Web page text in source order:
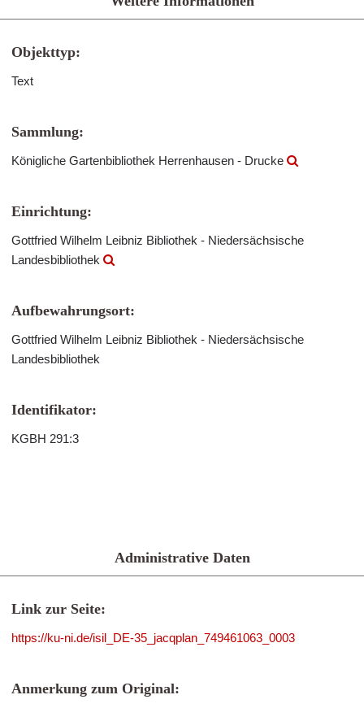
Objekttyp:
Text
Sammlung:
Königliche Gartenbibliothek Herrenhausen - Drucke
Einrichtung:
Gottfried Wilhelm Leibniz Bibliothek - Niedersächsische
Landesbibliothek
Aufbewahrungsort:
Gottfried Wilhelm Leibniz Bibliothek - Niedersächsische
Landesbibliothek
Identifikator:
KGBH 291:3
Administrative Daten
Link zur Seite:
https://ku-ni.de/isil_DE-35_jacqplan_749461063_0003
Anmerkung zum Original: